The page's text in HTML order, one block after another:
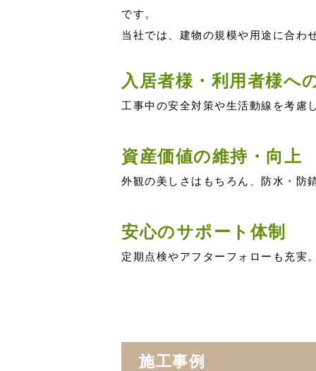
です。
当社では、建物の規模や用途に合わ
入居者様・利用者様へ
工事中の安全対策や生活動線を考慮
資産価値の維持・向上
外観の美しさはもちろん、防水・防
安心のサポート体制
定期点検やアフターフォローも充実
施工事例